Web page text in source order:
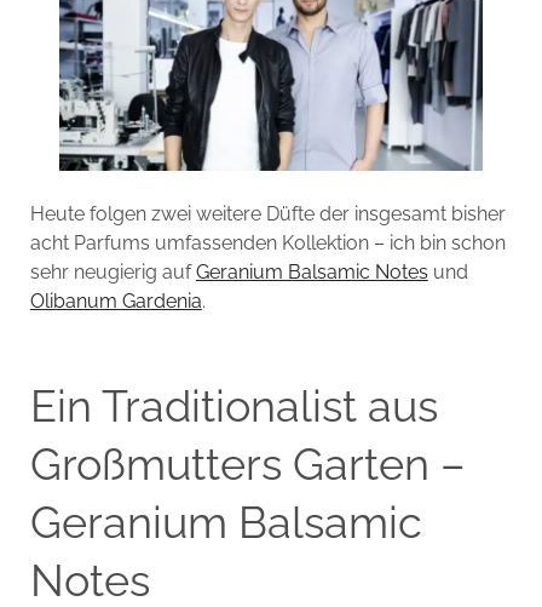
Heute folgen zwei weitere Düfte der insgesamt bisher
acht Parfums umfassenden Kollektion – ich bin schon
sehr neugierig aufGeranium Balsamic Notes und
Olibanum Gardenia.
Ein Traditionalist aus
Großmutters Garten –
Geranium Balsamic
Notes